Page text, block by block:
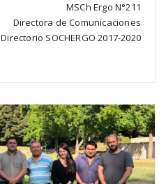
MSCh Ergo N°211
Directora de Comunicaciones
Directorio SOCHERGO 2017-2020